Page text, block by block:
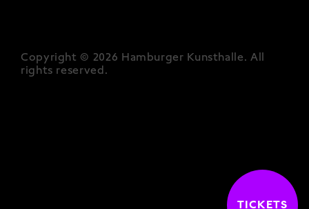
Copyright © 2026 Hamburger Kunsthalle. All
rights reserved.
TICKETS